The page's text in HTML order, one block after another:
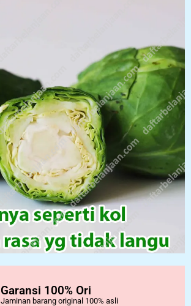
Garansi 100% Ori
Jaminan barang original 100% asli